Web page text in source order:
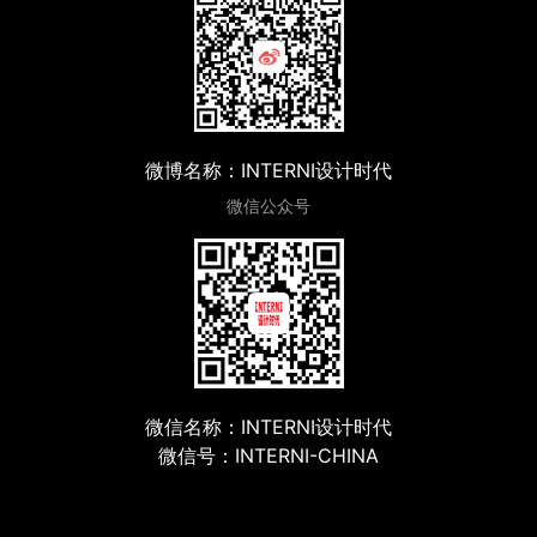
微博名称：INTERNI设计时代
微信公众号
微信名称：INTERNI设计时代
微信号：INTERNI-CHINA